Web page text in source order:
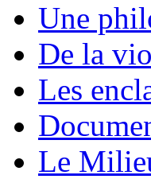
Une
De la
Les
Le